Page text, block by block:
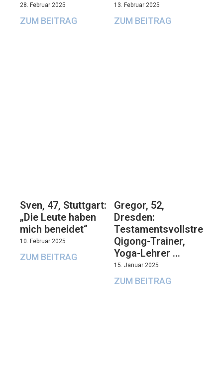
28. Februar 2025
ZUM BEITRAG
13. Februar 2025
ZUM BEITRAG
Sven, 47, Stuttgart:
„Die Leute haben
mich beneidet“
10. Februar 2025
ZUM BEITRAG
Gregor, 52,
Dresden:
Qigong-Trainer,
Yoga-Lehrer …
15. Januar 2025
ZUM BEITRAG